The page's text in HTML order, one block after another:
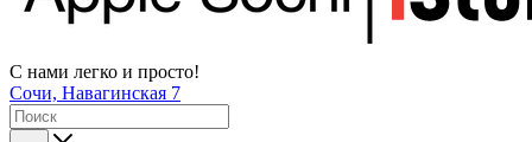
С нами легко и просто!
Сочи, Навагинская 7